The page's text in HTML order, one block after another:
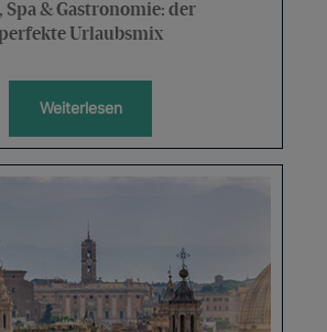
Spa & Gastronomie: der
Urlaubsmix
Weiterlesen